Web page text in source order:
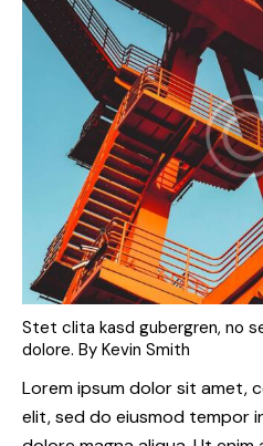
Stet clita kasd gubergren, no
dolore. By Kevin Smith
Lorem ipsum dolor sit amet,
elit, sed do eiusmod tempor